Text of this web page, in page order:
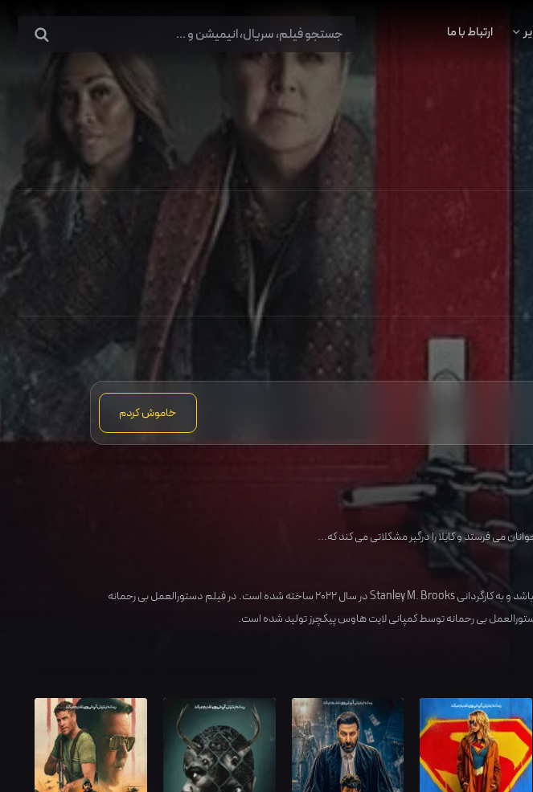
ارتباط با ما
خاموش کردم
و به کارگردانیStanley M. Brooksدر سال2022ساخته شده است. در فیلم دستورالعمل بی رحمانه
بی رحمانه توسط کمپانی لایت هاوس پیکچرز تولید شده است.